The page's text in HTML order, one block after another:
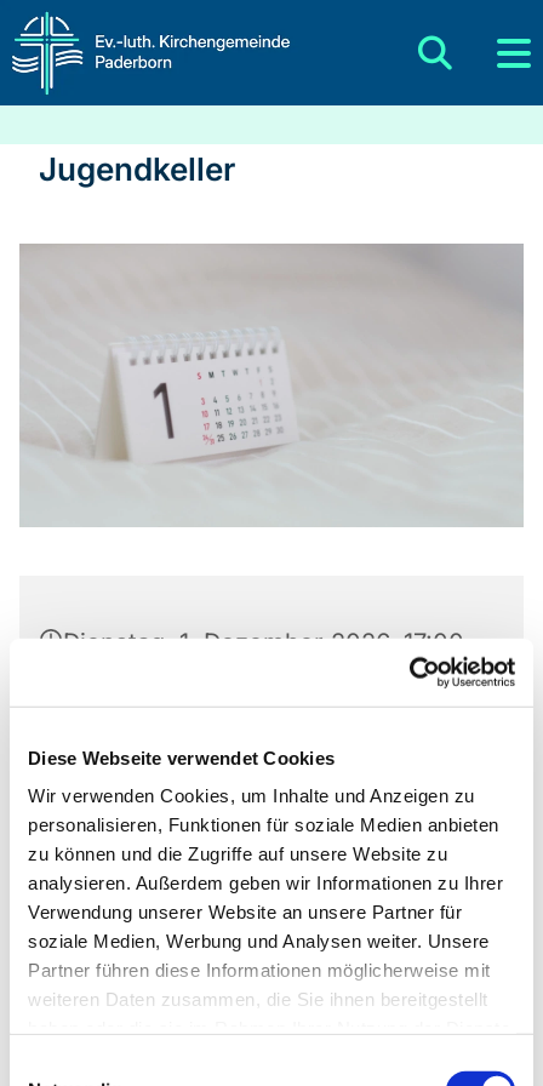
Diese Webseite verwendet Cookies
Wir verwenden Cookies, um Inhalte und Anzeigen zu
personalisieren, Funktionen für soziale Medien anbieten
zu können und die Zugriffe auf unsere Website zu
analysieren. Außerdem geben wir Informationen zu Ihrer
Verwendung unserer Website an unsere Partner für
soziale Medien, Werbung und Analysen weiter. Unsere
Partner führen diese Informationen möglicherweise mit
weiteren Daten zusammen, die Sie ihnen bereitgestellt
Jugendkeller
Dienstag, 1. Dezember 2026, 17:00
Markus-Gemeindezentrum,
Paderborn
Ob die Räume genutzt werden dürfen, kann bei
Pfarrer Grahl erfragt werden.